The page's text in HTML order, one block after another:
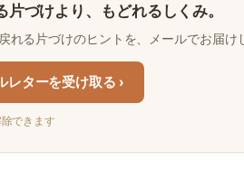
片づけより、もどれるしくみ。
れる片づけのヒントを、メールでお届け
レターを受け取る ›
できます